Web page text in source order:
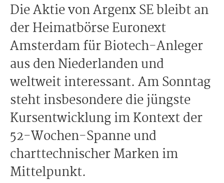
Die Aktie von Argenx SE bleibt an
der Heimatbörse Euronext
Amsterdam für Biotech-Anleger
aus den Niederlanden und
weltweit interessant. Am Sonntag
steht insbesondere die jüngste
Kursentwicklung im Kontext der
52-Wochen-Spanne und
charttechnischer Marken im
Mittelpunkt.